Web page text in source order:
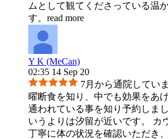
ムとして観てくださっている温
す。 read more
Y K (MeCan)
02:35 14 Sep 20
7月から通院してい
曜断食を知り、中でも効果をあ
通われている事を知り予約しま
いうよりは汐留が近いです。 カ
丁寧に体の状況を確認いただき